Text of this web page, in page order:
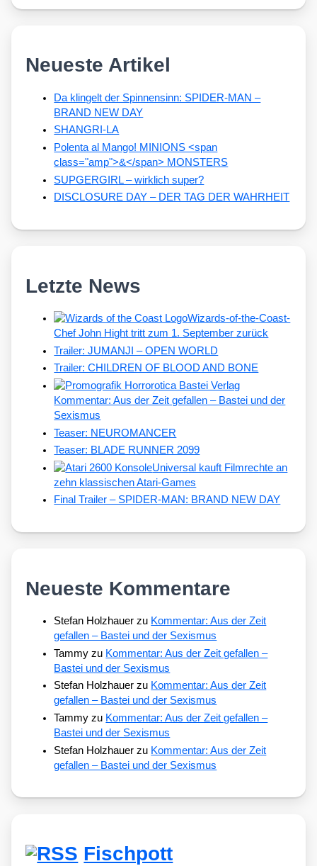
Neueste Artikel
Da klingelt der Spinnensinn: SPIDER-MAN –
BRAND NEW DAY
SHANGRI-LA
Polenta al Mango! MINIONS <span
class="amp">&</span> MONSTERS
SUPGERGIRL – wirklich super?
DISCLOSURE DAY – DER TAG DER WAHRHEIT
Letzte News
Wizards-of-the-Coast-
Chef John Hight tritt zum 1. September zurück
Trailer: JUMANJI – OPEN WORLD
Trailer: CHILDREN OF BLOOD AND BONE
Kommentar: Aus der Zeit gefallen – Bastei und der
Sexismus
Teaser: NEUROMANCER
Teaser: BLADE RUNNER 2099
Universal kauft Filmrechte an
zehn klassischen Atari-Games
Final Trailer – SPIDER-MAN: BRAND NEW DAY
Neueste Kommentare
Stefan Holzhauer zu Kommentar: Aus der Zeit
gefallen – Bastei und der Sexismus
Tammy zu Kommentar: Aus der Zeit gefallen –
Bastei und der Sexismus
Stefan Holzhauer zu Kommentar: Aus der Zeit
gefallen – Bastei und der Sexismus
Tammy zu Kommentar: Aus der Zeit gefallen –
Bastei und der Sexismus
Stefan Holzhauer zu Kommentar: Aus der Zeit
gefallen – Bastei und der Sexismus
Fischpott